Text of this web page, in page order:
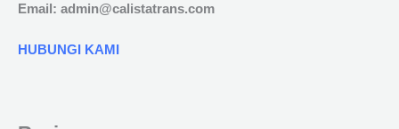
Email: admin@calistatrans.com
HUBUNGI KAMI